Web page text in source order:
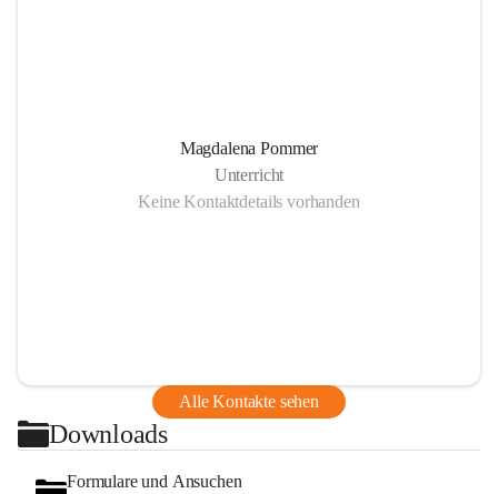
Magdalena Pommer
Unterricht
Keine Kontaktdetails vorhanden
Alle Kontakte sehen
Downloads
Formulare und Ansuchen